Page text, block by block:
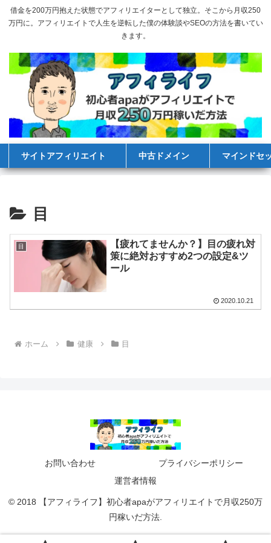
借金を200万円抱えた状態でアフィリエイターとして独立。そこから月収250
万円に。アフィリエイトで人生を逆転した僕の体験談やSEOの方法を書いてい
きます。
サイトアフィリエイト 中古ドメイン マインドセ
目
目
【疲れてませんか？】目の疲れ対
策に絶対おすすめ2つの設定&ツ
ール
2020.10.21
ホーム 健康 目
お問い合わせ
プライバシーポリシー
運営者情報
© 2018 【アフィライフ】初心者apaがアフィリエイトで月収250万
円稼いだ方法.